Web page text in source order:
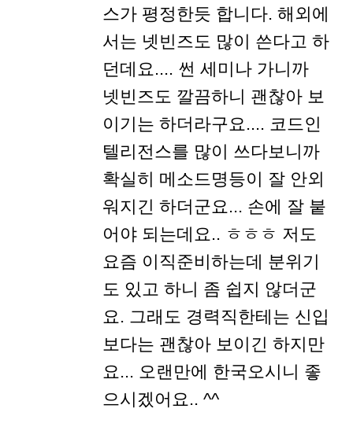
스가 평정한듯 합니다. 해외에
서는 넷빈즈도 많이 쓴다고 하
던데요.... 썬 세미나 가니까
넷빈즈도 깔끔하니 괜찮아 보
이기는 하더라구요.... 코드인
텔리전스를 많이 쓰다보니까
확실히 메소드명등이 잘 안외
워지긴 하더군요... 손에 잘 붙
어야 되는데요.. ㅎㅎㅎ 저도
요즘 이직준비하는데 분위기
도 있고 하니 좀 쉽지 않더군
요. 그래도 경력직한테는 신입
보다는 괜찮아 보이긴 하지만
요... 오랜만에 한국오시니 좋
으시겠어요.. ^^